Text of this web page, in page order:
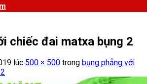
chiếc đai matxa bụng 2
lúc 500 × 500 trong bụng phẳng với